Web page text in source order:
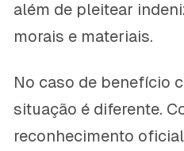
além de pleitear
morais e materiais.
No caso de benefício
situação é diferente.
reconhecimento